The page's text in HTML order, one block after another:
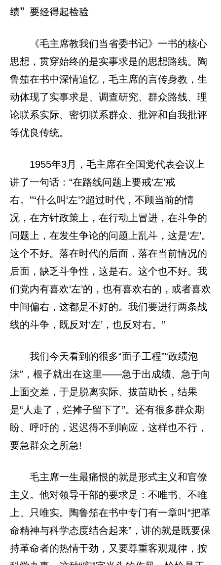
绩”要经得起检验
《毛主席教我们当省委书记》一书的核心
思想，贯穿始终的是实事求是的思想路线。陶
鲁笳在书中深情追忆，毛主席的言传身教，生
动体现了实事求是、调查研究、群众路线、理
论联系实际、密切联系群众、批评和自我批评
等优良传统。
1955年3月，毛主席在全国党代表会议上
讲了一句话：“在路线问题上要戒‘左’戒
右。”“什么叫‘左’?超过时代，不顾当前的情
况，在方针政策上，在行动上冒进，在斗争的
问题上，在发生争论的问题上乱斗，这是‘左’。
这个不好。落在时代的后面，落在当前情况的
后面，缺乏斗争性，这是右。这个也不好。我
们党内有喜欢‘左’的，也有喜欢右的，或者喜欢
中间偏右，这都是不好的。我们要进行两条战
线的斗争，既反对‘左’，也反对右。”
我们今天看到的很多“面子工程”“政绩泡
沫”，根子就出在这里——急于出成绩、急于向
上面交差，于是脱离实际、拔苗助长，结果
是“人走了，烂摊子留下了”。还有很多群众期
盼、呼吁的，迟迟得不到响应，这样也不行，
要急群众之所急!
毛主席一生最痛恨的就是形式主义和官僚
主义。他对领导干部的要求是：不唯书、不唯
上、只唯实。陶鲁笳在书中专门有一章叫“把革
命精神与科学态度结合起来”，讲的就是既要保
持革命者的热情干劲，又要尊重客观规律，按